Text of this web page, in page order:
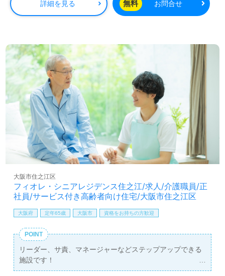
数不問）のある方をお迎えします。『ご利用者様、ご家族
様のお役に立ちたい、喜んでもらいたい』『施設全体の数
かったな、と思える仕事をしたい』『時に管理、時に現
場、プレイングマネージャー的に動きたい』『全員で協力
しながら、〇〇なホームを創りたい！』『やりがいと責任
のある仕事をしたい』等の方も大歓迎です！業務詳細や募
集背景等、担当コンサルタントよりご案内します。お問い
合わせも遠慮なくお願いします
全国の求人ご紹介！医療/福祉業界の正社員/パート求人探
しは【ウィルオブ介護】＊求人情報収集、将来的に検討の
方も遠慮なく＊
LINE、メール、お電話などご希望に応じてお問い合わせ/ご
相談可能です。転職相談、求人紹介、年収交渉など完全無
あり！＞"転職支援"のプロと一緒に転職活動！お問い合わ
せお待ちしております。
詳細を見る 無料 お問合せ
フィオレ・シニアレジデンス住之江/求人/介護職員/正
社員/サービス付き高齢者向け住宅/大阪市住之江区
大阪市住之江区
大阪府 定年65歳 大阪市 資格をお持ちの方歓迎
POINT
リーダー、サ責、マネージャーなどステップアップできる
施設です！
旅をコンセプトにした施設さんです◎